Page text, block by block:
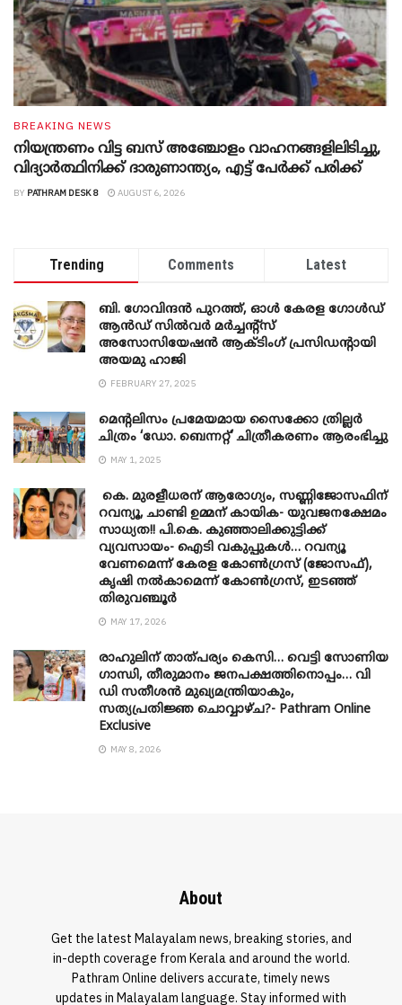
BREAKING NEWS
നിയന്ത്രണം വിട്ട ബസ് അഞ്ചോളം വാഹനങ്ങളിലിടിച്ചു,
വിദ്യാര്‍ത്ഥിനിക്ക് ദാരുണാന്ത്യം, എട്ട് പേര്‍ക്ക് പരിക്ക്
BY PATHRAM DESK 8 AUGUST 6, 2026
Trending Comments Latest
ബി. ​ഗോവിന്ദൻ പുറത്ത്, ഓൾ കേരള ഗോൾഡ്
ആൻഡ് സിൽവർ മർച്ചന്റ്സ്
അസോസിയേഷൻ ആക്ടിംഗ് പ്രസിഡന്റായി
അയമു ഹാജി
FEBRUARY 27, 2025
മെന്‍റലിസം പ്രമേയമായ സൈക്കോ ത്രില്ലർ
ചിത്രം ‘ഡോ. ബെന്നറ്റ്’ ചിത്രീകരണം ആരംഭിച്ചു
MAY 1, 2025
കെ. മുരളീധരന് ആരോഗ്യം, സണ്ണിജോസഫിന്
റവന്യൂ, ചാണ്ടി ഉമ്മന് കായിക- യുവജനക്ഷേമം
സാധ്യത!! പി.കെ. കുഞ്ഞാലിക്കുട്ടിക്ക്
വ്യവസായം- ഐടി വകുപ്പുകൾ… റവന്യൂ
വേണമെന്ന് കേരള കോൺഗ്രസ് (ജോസഫ്),
കൃഷി നൽകാമെന്ന് കോൺഗ്രസ്, ഇടഞ്ഞ്
തിരുവഞ്ചൂർ
MAY 17, 2026
രാഹുലിന് താത്പര്യം കെസി… വെട്ടി സോണിയ
​ഗാന്ധി, തീരുമാനം ജനപക്ഷത്തിനൊപ്പം… വി
ഡി സതീശൻ മുഖ്യമന്ത്രിയാകും,
സത്യപ്രതിജ്ഞ ചൊവ്വാഴ്ച?- Pathram Online
Exclusive
MAY 8, 2026
About
Get the latest Malayalam news, breaking stories, and
in-depth coverage from Kerala and around the world.
Pathram Online delivers accurate, timely news
updates in Malayalam language. Stay informed with